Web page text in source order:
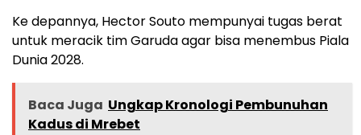
Ke depannya, Hector Souto mempunyai tugas berat
untuk meracik tim Garuda agar bisa menembus Piala
Dunia 2028.
Baca Juga Ungkap Kronologi Pembunuhan
Kadus di Mrebet